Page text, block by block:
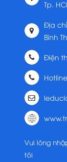
Tp.
Địa
Bình
Điện
Vui lòng
tôi